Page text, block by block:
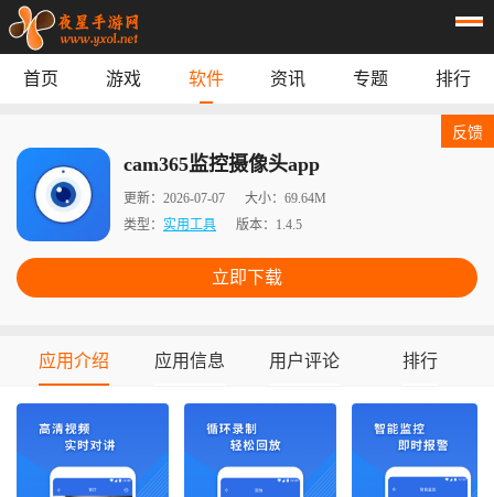
榜单
首页 游戏 软件 资讯 专题 排行
cam365监控摄像头app
更新： 2026-07-07 大小： 69.64M
类型： 实用工具 版本： 1.4.5
立即下载
反馈
应用介绍 应用信息 用户评论 排行